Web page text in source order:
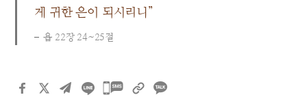
게 귀한 은이 되시리니”
욥 22장 24~25절
카카오톡